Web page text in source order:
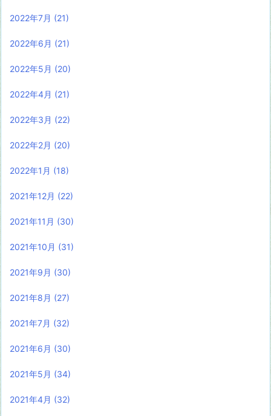
2022年7月 (21)
2022年6月 (21)
2022年5月 (20)
2022年4月 (21)
2022年3月 (22)
2022年2月 (20)
2022年1月 (18)
2021年12月 (22)
2021年11月 (30)
2021年10月 (31)
2021年9月 (30)
2021年8月 (27)
2021年7月 (32)
2021年6月 (30)
2021年5月 (34)
2021年4月 (32)